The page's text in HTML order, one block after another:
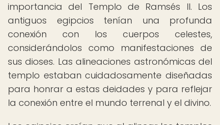
importancia del Templo de Ramsés II. Los
antiguos egipcios tenían una profunda
conexión con los cuerpos celestes,
considerándolos como manifestaciones de
sus dioses. Las alineaciones astronómicas del
templo estaban cuidadosamente diseñadas
para honrar a estas deidades y para reflejar
la conexión entre el mundo terrenal y el divino.